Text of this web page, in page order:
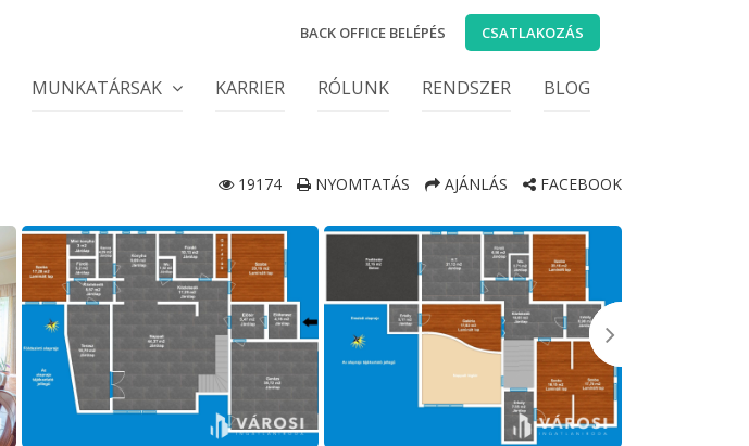
BACK OFFICE BELÉPÉS CSATLAKOZÁS
MUNKATÁRSAK KARRIER RÓLUNK RENDSZER BLOG
19174 NYOMTATÁS AJÁNLÁS FACEBOOK